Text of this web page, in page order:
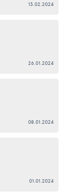
13.02.2024
26.01.2024
08.01.2024
01.01.2024